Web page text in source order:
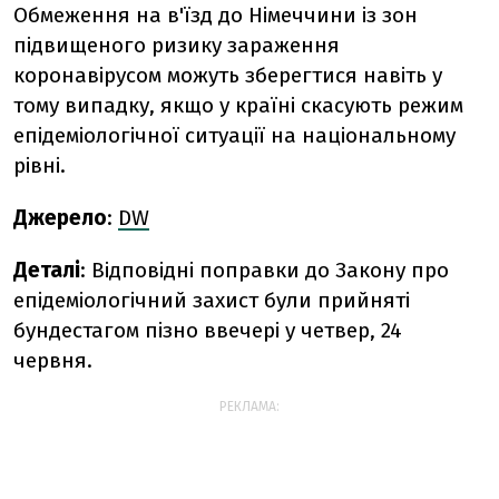
Обмеження на в'їзд до Німеччини із зон
підвищеного ризику зараження
коронавірусом можуть зберегтися навіть у
тому випадку, якщо у країні скасують режим
епідеміологічної ситуації на національному
рівні.
Джерело: DW
Деталі: Відповідні поправки до Закону про
епідеміологічний захист були прийняті
бундестагом пізно ввечері у четвер, 24
червня.
РЕКЛАМА: